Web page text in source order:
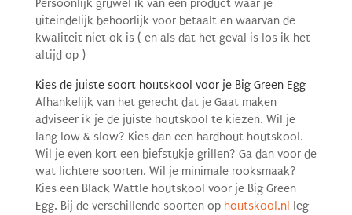
Persoonlijk gruwel ik van een product waar je
uiteindelijk behoorlijk voor betaalt en waarvan de
kwaliteit niet ok is ( en als dat het geval is los ik het
altijd op )
Kies de juiste soort houtskool voor je Big Green Egg
Afhankelijk van het gerecht dat je Gaat maken
adviseer ik je de juiste houtskool te kiezen. Wil je
lang low & slow? Kies dan een hardhout houtskool.
Wil je even kort een biefstukje grillen? Ga dan voor de
wat lichtere soorten. Wil je minimale rooksmaak?
Kies een Black Wattle houtskool voor je Big Green
Egg. Bij de verschillende soorten op houtskool.nl leg